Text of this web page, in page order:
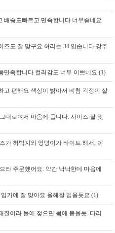
배송도빠르고 만족합니다 너무좋네요
즈도 잘 맞구요 허리는 34 입습니다 강추
만족합니다 컬러감도 너무 이쁘네요 (1)
고 편해요 색상이 밝아서 비침 걱정이 살
대로여서 마음에 듭니다. 사이즈 잘 맞
가 허벅지와 엉덩이가 타이트 해서, 이
라 주문했어요. 약간 낙낙한데 마음에
기에 잘 맞아요 올해잘 입을듯요 (1)
질이라 물에 젖으면 몸에 붙을듯. 다리